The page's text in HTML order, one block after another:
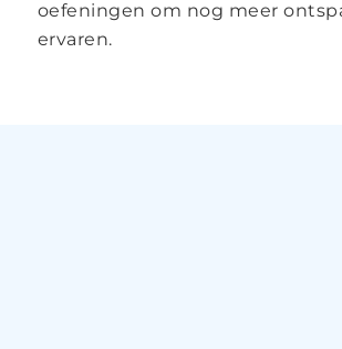
oefeningen om nog meer
ervaren.